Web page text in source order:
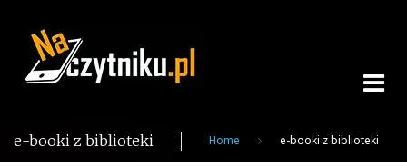
content
e-booki z biblioteki Home e-booki z biblioteki